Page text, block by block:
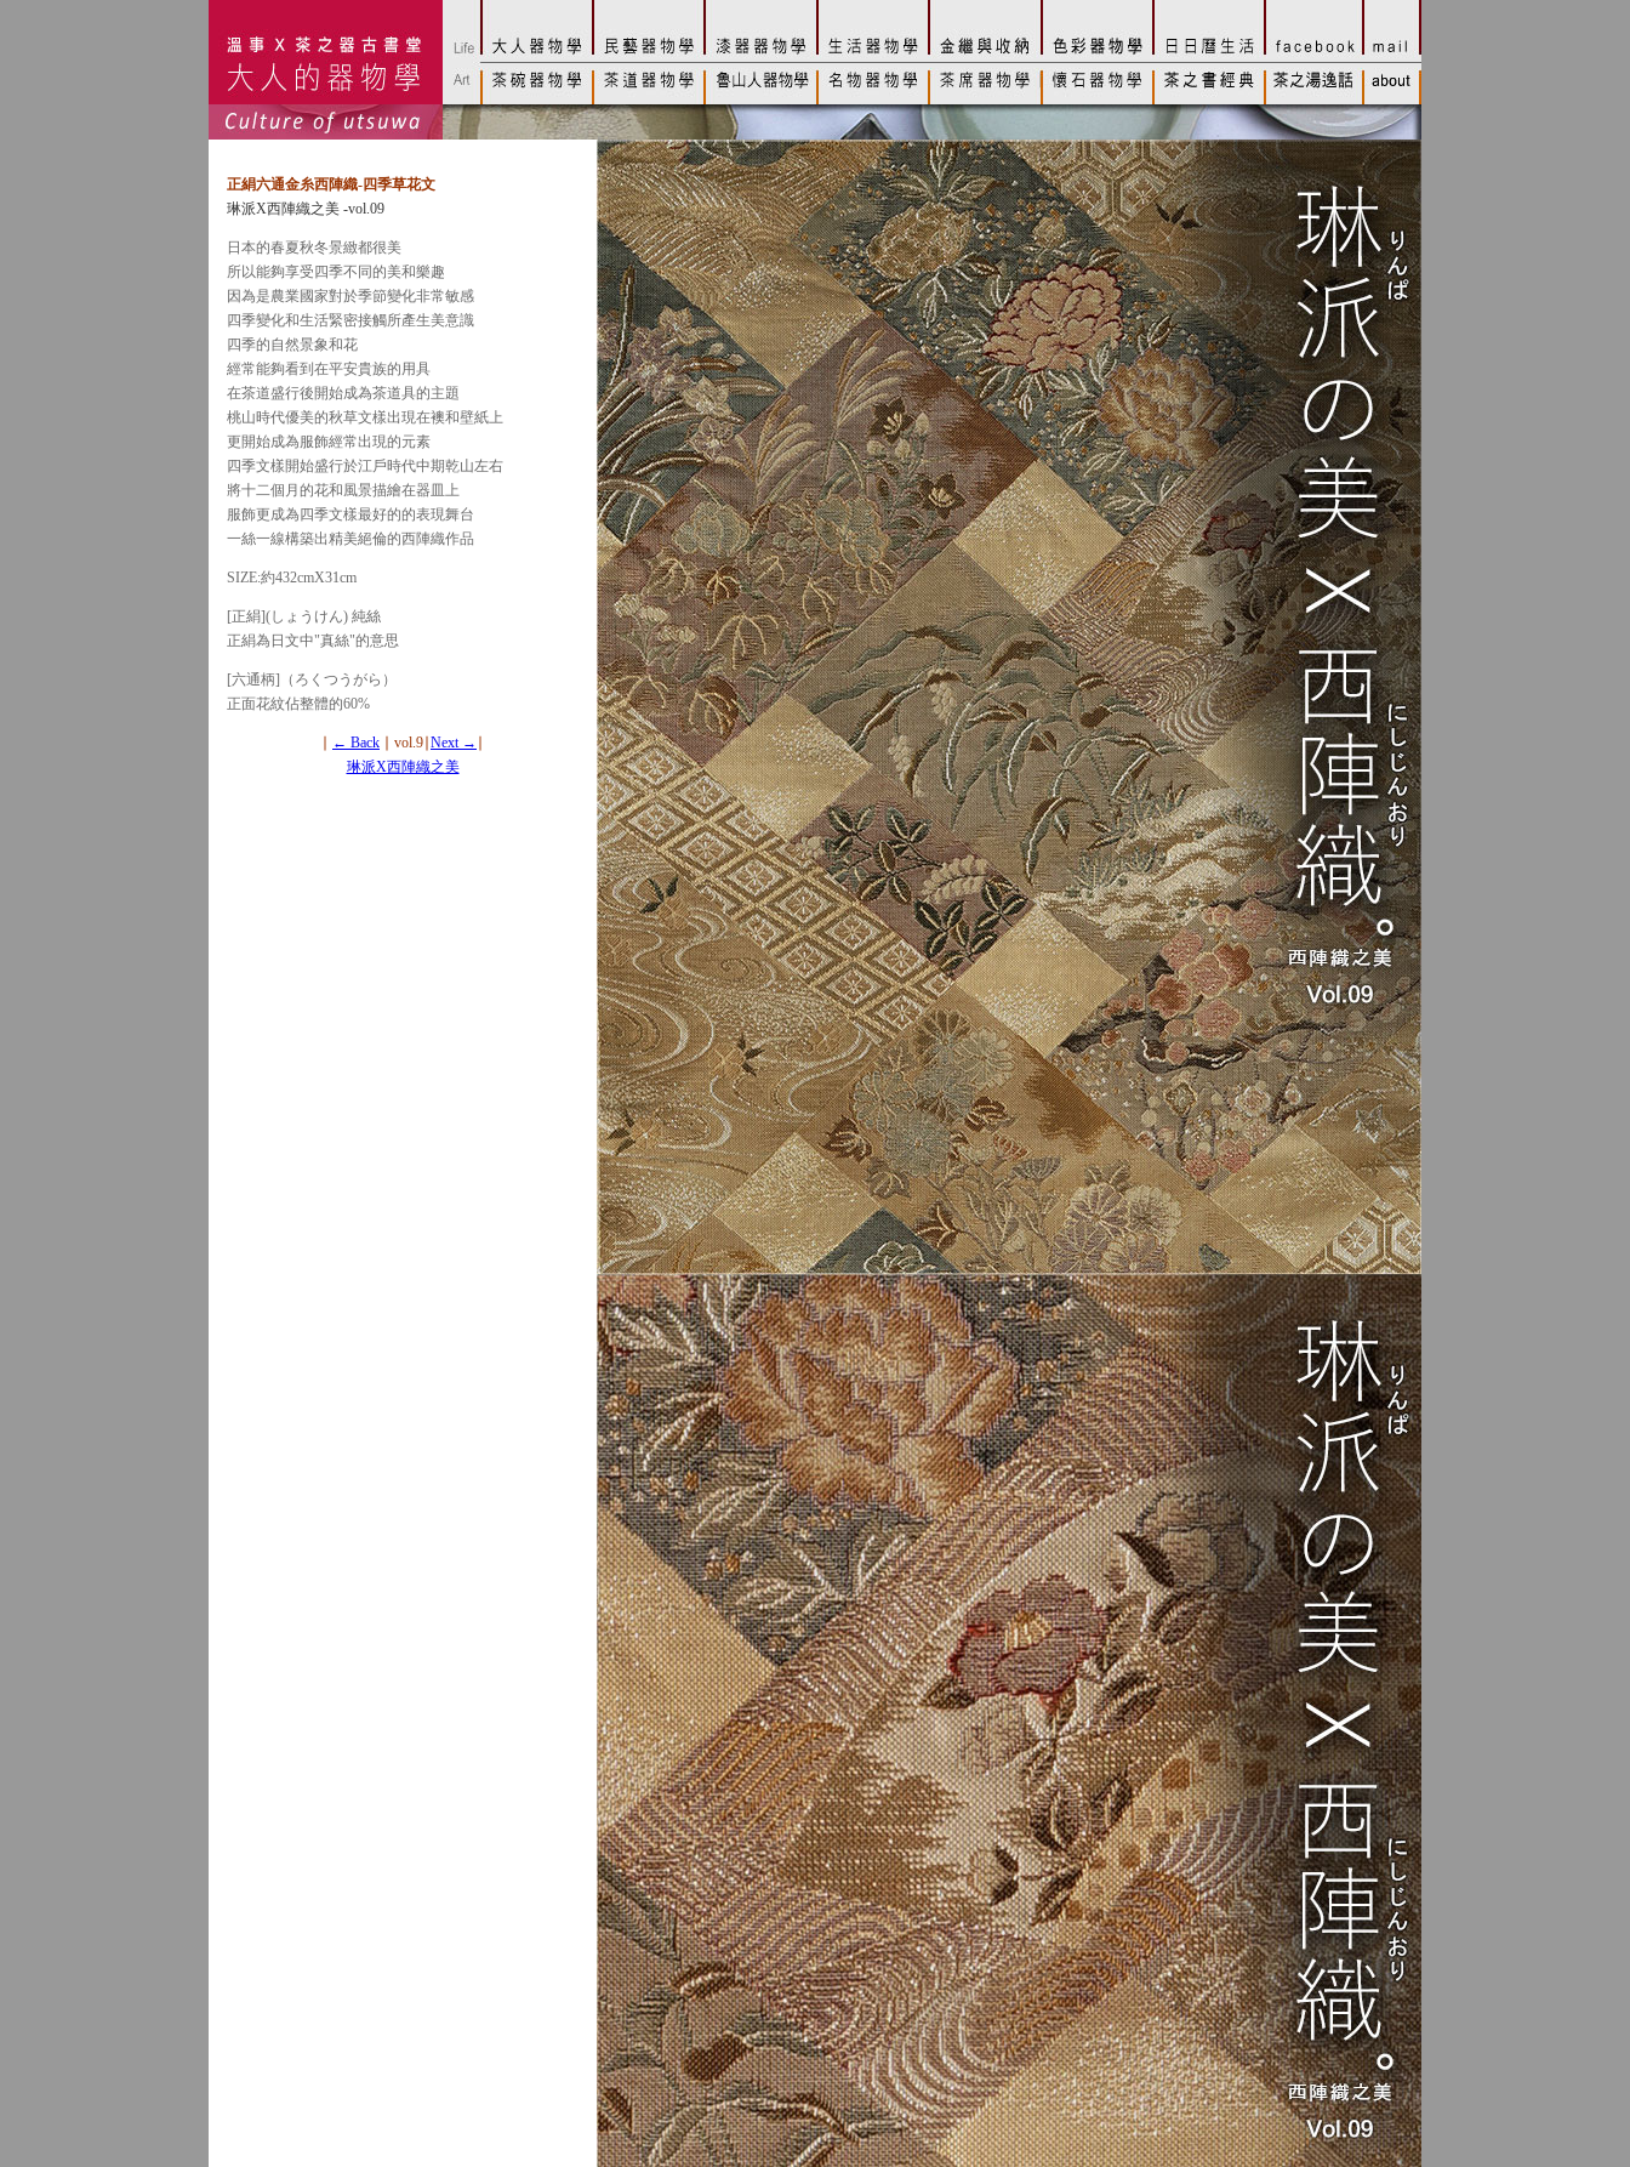
正絹六通金糸西陣織-四季草花文
琳派X西陣織之美 -vol.09
日本的春夏秋冬景緻都很美
所以能夠享受四季不同的美和樂趣
因為是農業國家對於季節變化非常敏感
四季變化和生活緊密接觸所產生美意識
四季的自然景象和花
經常能夠看到在平安貴族的用具
在茶道盛行後開始成為茶道具的主題
桃山時代優美的秋草文樣出現在襖和壁紙上
更開始成為服飾經常出現的元素
四季文樣開始盛行於江戶時代中期乾山左右
將十二個月的花和風景描繪在器皿上
服飾更成為四季文樣最好的的表現舞台
一絲一線構築出精美絕倫的西陣織作品
SIZE:約432cmX31cm
[正絹](しょうけん) 純絲
正絹為日文中"真絲"的意思
[六通柄]（ろくつうがら）
正面花紋佔整體的60%
← Back ∣ vol.9∣ Next →
琳派X西陣織之美